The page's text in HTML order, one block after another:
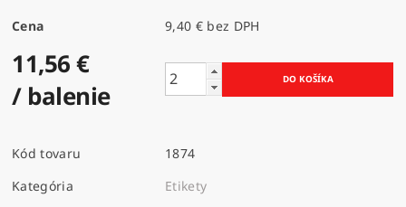
Cena 9,40 € bez DPH
11,56 €
/ balenie
Kód tovaru
1874
Kategória
Etikety